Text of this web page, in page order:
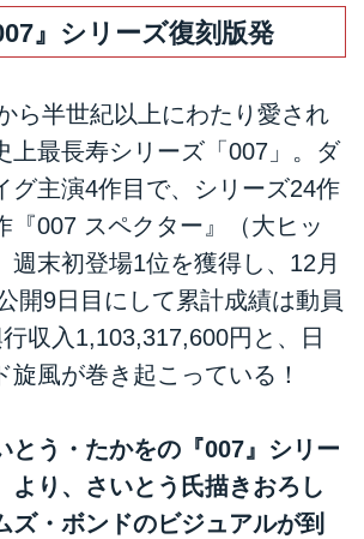
』シリーズ復刻版発
ら半世紀以上にわたり愛され
上最長寿シリーズ「007」。ダ
グ主演4作目で、シリーズ24作
『007 スペクター』（大ヒッ
週末初登場1位を獲得し、12月
開9日目にして累計成績は動員
収入1,103,317,600円と、日
旋風が巻き起こっている！
とう・たかをの『007』シリー
より、さいとう氏描きおろし
ズ・ボンドのビジュアルが到